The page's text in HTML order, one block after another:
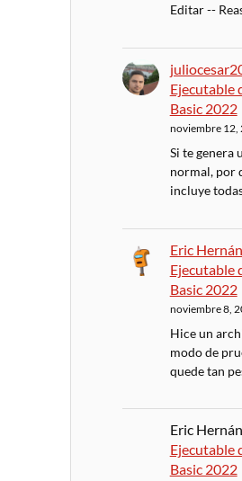
Editar --
Ejecutable
Basic 2022
noviembre 12,
Si te genera
normal, por
incluye
Eric
Ejecutable
Basic 2022
noviembre 8,
Hice un
modo de
quede tan
Eric
Ejecutable
Basic 2022